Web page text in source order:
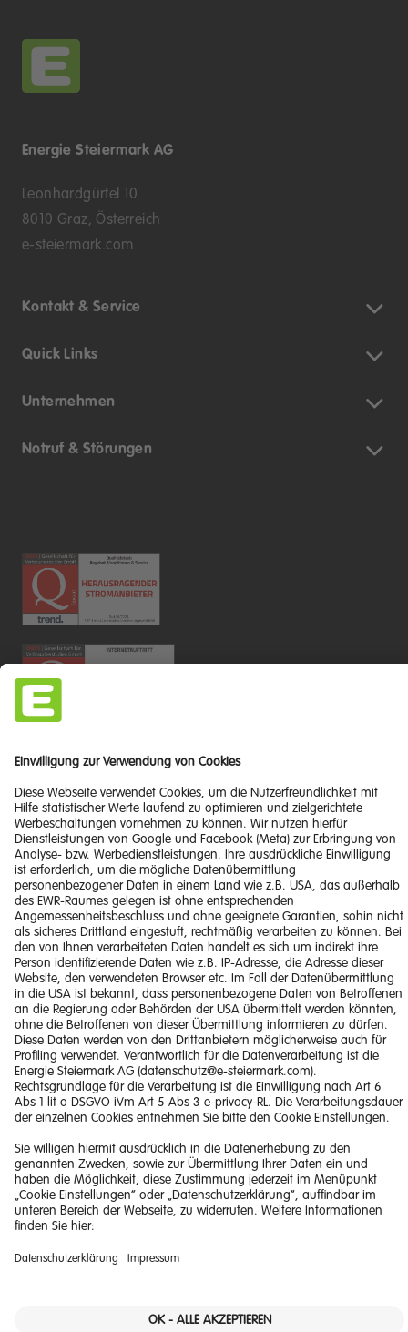
Energie Steiermark AG
Leonhardgürtel 10
8010 Graz, Österreich
e-steiermark.com
Kontakt & Service
Quick Links
Unternehmen
Notruf & Störungen
Impressum
Haftungsausschluss
Datenschutzerklärung
Downloads